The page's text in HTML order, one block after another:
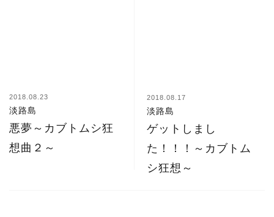
2018.08.23
淡路島
悪夢～カブトムシ狂
想曲２～
2018.08.17
淡路島
ゲットしまし
た！！！～カブトム
シ狂想～